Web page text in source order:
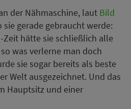
der Nähmaschine, laut Bild
sie gerade gebraucht werde:
hätte sie schließlich alle
was verlerne man doch
sie sogar bereits als beste
Welt ausgezeichnet. Und das
Hauptsitz und einer